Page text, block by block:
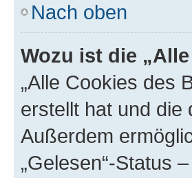
Nach oben
Wozu ist die
„Alle Cookies des
erstellt hat und die
Außerdem
„Gelesen“-Status